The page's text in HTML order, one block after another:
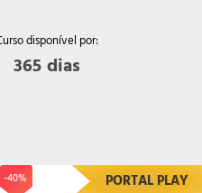
disponível por:
365 dias
-40% PORTAL PLAY